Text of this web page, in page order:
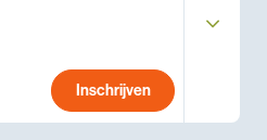
Inschrijven